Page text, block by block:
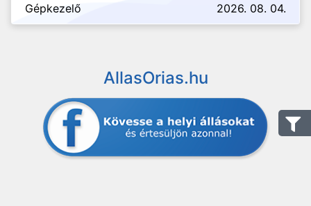
Gépkezelő 2026. 08. 04.
AllasOrias.hu